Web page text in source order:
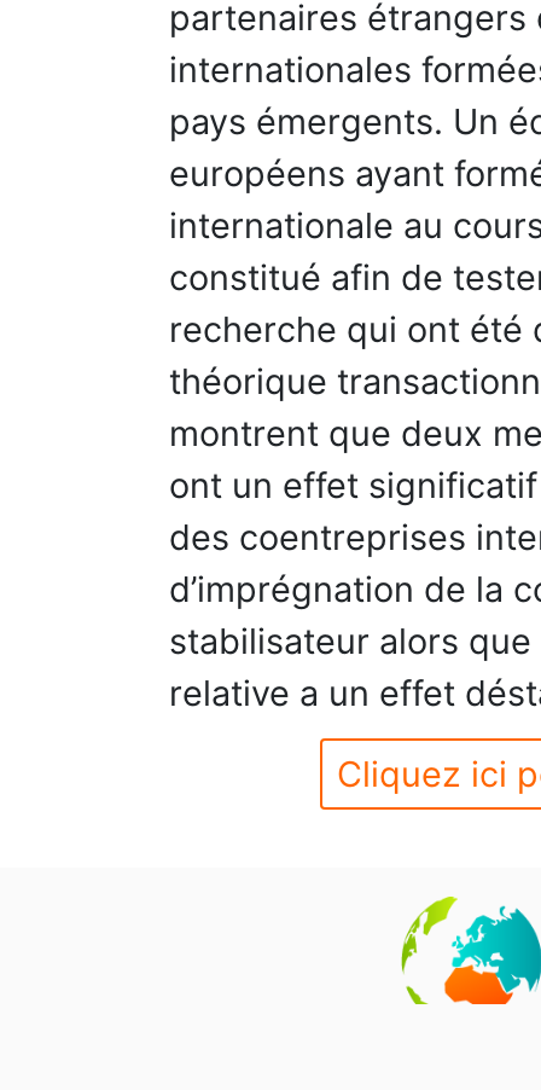
partenaires
internationales
pays émergents. Un
européens ayant
internationale au
constitué afin de
recherche qui ont été
théorique
montrent que deux
ont un effet
des coentreprises
d’imprégnation de la
stabilisateur alors
relative a un effet
Cliquez ici